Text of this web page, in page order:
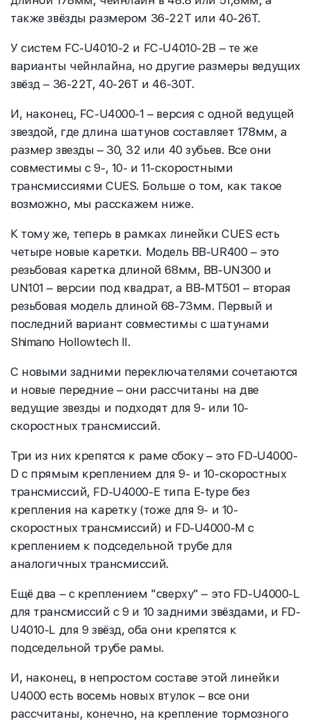
также звёзды размером 36-22T или 40-26T.
У систем FC-U4010-2 и FC-U4010-2B – те же
варианты чейнлайна, но другие размеры ведущих
звёзд – 36-22T, 40-26T и 46-30T.
И, наконец, FC-U4000-1 – версия с одной ведущей
звездой, где длина шатунов составляет 178мм, а
размер звезды – 30, 32 или 40 зубьев. Все они
совместимы с 9-, 10- и 11-скоростными
трансмиссиями CUES. Больше о том, как такое
возможно, мы расскажем ниже.
К тому же, теперь в рамках линейки CUES есть
четыре новые каретки. Модель BB-UR400 – это
резьбовая каретка длиной 68мм, BB-UN300 и
UN101 – версии под квадрат, а BB-MT501 – вторая
резьбовая модель длиной 68-73мм. Первый и
последний вариант совместимы с шатунами
Shimano Hollowtech II.
С новыми задними переключателями сочетаются
и новые передние – они рассчитаны на две
ведущие звезды и подходят для 9- или 10-
скоростных трансмиссий.
Три из них крепятся к раме сбоку – это FD-U4000-
D с прямым креплением для 9- и 10-скоростных
трансмиссий, FD-U4000-E типа E-type без
крепления на каретку (тоже для 9- и 10-
скоростных трансмиссий) и FD-U4000-M с
креплением к подседельной трубе для
аналогичных трансмиссий.
Ещё два – с креплением "сверху" – это FD-U4000-L
для трансмиссий с 9 и 10 задними звёздами, и FD-
U4010-L для 9 звёзд, оба они крепятся к
подседельной трубе рамы.
И, наконец, в непростом составе этой линейки
U4000 есть восемь новых втулок – все они
рассчитаны, конечно, на крепление тормозного